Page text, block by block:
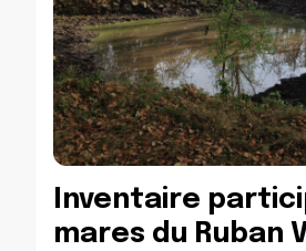
Inventaire
mares du Ruban